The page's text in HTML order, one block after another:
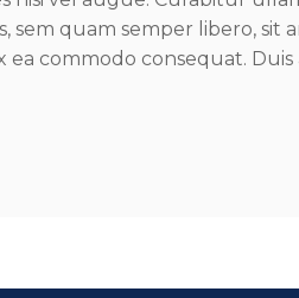
quam semper libero, sit
ea commodo consequat.